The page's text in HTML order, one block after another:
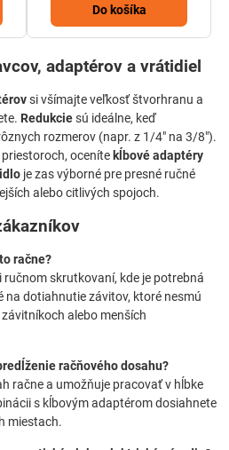
Do košíka
adaptérov a vrátidiel
si všímajte veľkosť štvorhranu a
Redukciesú ideálne, keď
rozmerov (napr. z 1/4" na 3/8").
oceníte kĺbové adaptéry
je zas výborné pre presné ručné
alebo citlivých spojoch.
račne?
skrutkovaní, kde je potrebná
na dotiahnutie závitov, ktoré nesmú
alebo menších
račňového dosahu?
račne a umožňuje pracovať v hĺbke
s kĺbovým adaptérom dosiahnete
miestach.